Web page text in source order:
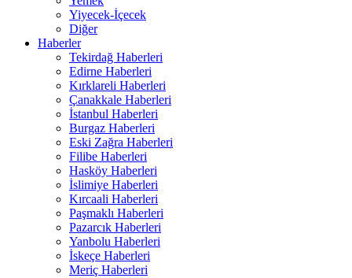
Yiyecek-İçecek
Diğer
Haberler
Tekirdağ Haberleri
Edirne Haberleri
Kırklareli Haberleri
Çanakkale Haberleri
İstanbul Haberleri
Burgaz Haberleri
Eski Zağra Haberleri
Filibe Haberleri
Hasköy Haberleri
İslimiye Haberleri
Kırcaali Haberleri
Paşmaklı Haberleri
Pazarcık Haberleri
Yanbolu Haberleri
İskeçe Haberleri
Meriç Haberleri